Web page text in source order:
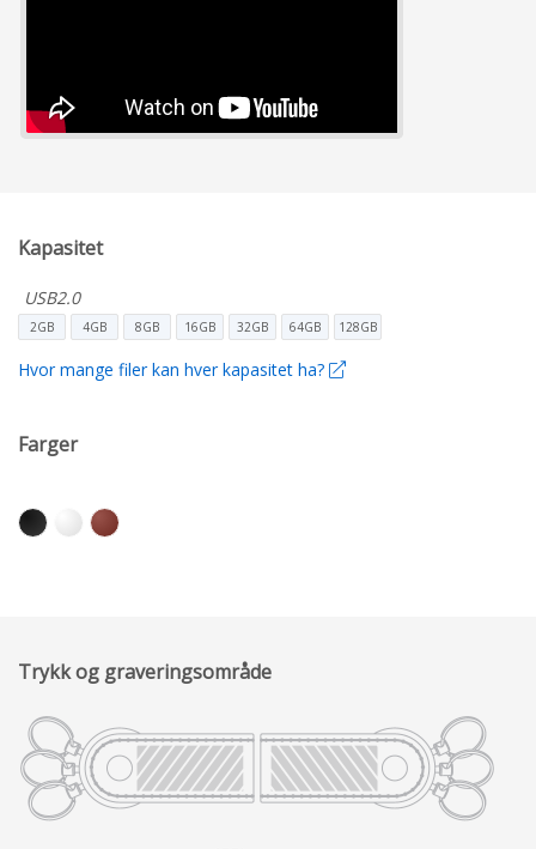
Kapasitet
USB2.0
2GB 4GB 8GB 16GB 32GB 64GB 128GB
Hvor mange filer kan hver kapasitet ha?
Farger
Trykk og graveringsområde